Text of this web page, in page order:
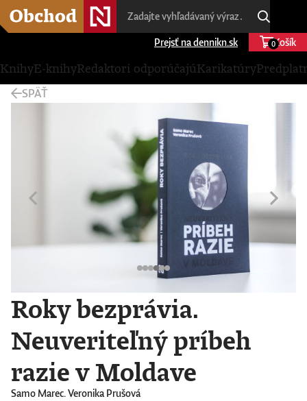
Prejsť na dennikn.sk Košík
0
KnihyE-knihyRedaktori odporúčajúKarikatúry
SPÄŤ
Roky bezprávia.
Neuveriteľný príbeh
razie v Moldave
Samo Marec. Veronika Prušová